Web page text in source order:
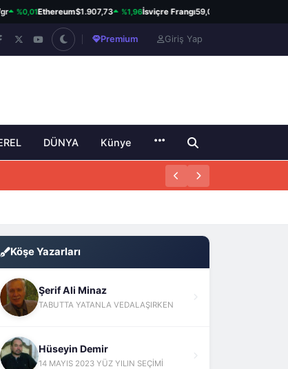
Ethereum$1.907,73 %1,96 İsviçre Frangı59,01 ₺ %0,02
Premium Giriş Yap
DÜNYA Künye
Köşe Yazarları
Şerif Ali Minaz
TABUTTA YATANLA VEDALAŞIRKEN
Hüseyin Demir
14 MAYIS 2023 YÜZ YILIN SEÇİMİ